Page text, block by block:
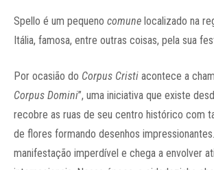
Spello é um pequeno comune localizado na
Itália, famosa, entre outras coisas, pela sua
Por ocasião do Corpus Cristi acontece a
Corpus Domini”, uma iniciativa que existe
recobre as ruas de seu centro histórico com
de flores formando desenhos
manifestação imperdível e chega a envolver